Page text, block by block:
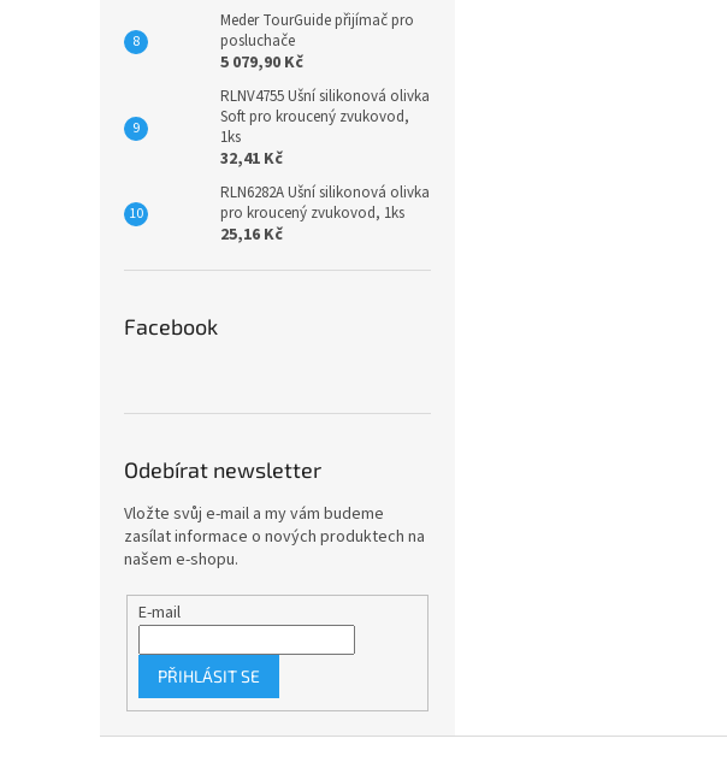
Meder TourGuide přijímač pro
posluchače
5 079,90 Kč
RLNV4755 Ušní silikonová olivka
Soft pro kroucený zvukovod,
1ks
32,41 Kč
RLN6282A Ušní silikonová olivka
pro kroucený zvukovod, 1ks
25,16 Kč
Facebook
Odebírat newsletter
Vložte svůj e-mail a my vám budeme
zasílat informace o nových produktech na
našem e-shopu.
E-mail
PŘIHLÁSIT SE